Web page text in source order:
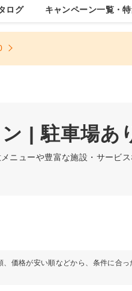
ログ キャンペーン一覧・
| 駐車場あ
ニューや豊富な施設・サービ
、価格が安い順などから、条件に合っ